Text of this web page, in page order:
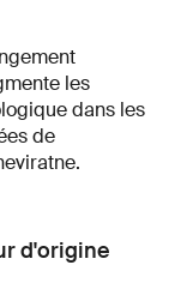
les
dans les
de
d'origine